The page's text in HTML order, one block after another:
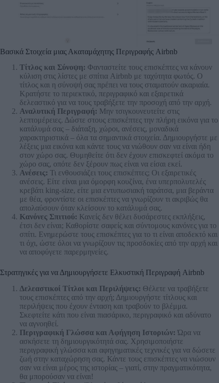
Βασικά Στοιχεία μιας Ακαταμάχητης Περιγραφής Airbnb
Τίτλος και Σύνοψη: Φανταστείτε τους επισκέπτες να κάνουν
κύλιση στις λίστες με σπίτια Airbnb με ταχύτητα φωτός. Ο
τίτλος και η σύνοψή σας πρέπει να τους σταματούν ακαριαία.
Κρατήστε το περιεκτικό, περιγραφικό και εξαιρετικά
δελεαστικό για να τους τραβήξετε την προσοχή από την αρχή.
Αναλυτική Περιγραφή: Μην τσιγκουνευτείτε στις
λεπτομέρειες. Δώστε στους επισκέπτες την πλήρη εικόνα για το
κατάλυμά σας – διάταξη, χώροι, ανέσεις, μοναδικά
χαρακτηριστικά – όλα τα σημαντικά στοιχεία. Δημιουργήστε με
λέξεις μια εικόνα και κάντε τους να νιώθουν σαν να είναι ήδη
στον χώρο σας. Θυμηθείτε ότι δεν έχουν επισκεφτεί ακόμα το
χώρο σας, οπότε δεν ξέρουν πως είναι να είσαι εκεί.
Ανέσεις: Τι ενθουσιάζει τους επισκέπτες; Οι εξαιρετικές
ανέσεις. Είτε είναι μια όμορφη κουζίνα, ένα υπερπολυτελές
κρεβάτι king-size, είτε μια εντυπωσιακή ταράτσα, μια βεράντα
με θέα, φροντίστε οι επισκέπτες να γνωρίζουν τι ακριβώς θα
απολαύσουν όταν κλείσουν το κατάλυμά σας.
Κανόνες Σπιτιού: Κανείς δεν θέλει δυσάρεστες εκπλήξεις,
έτσι δεν είναι; Καθορίστε σαφείς και σύντομους κανόνες για το
σπίτι. Ενημερώστε τους επισκέπτες για το τι είναι αποδεκτό και
τι όχι, ώστε όλοι να γνωρίζουν τις προσδοκίες από την αρχή και
να αποφύγετε παρερμηνείες.
Στρατηγικές για να Δημιουργήσετε Ελκυστική Περιγραφή Airbnb
Δελεαστικοί Τίτλοι και Περιλήψεις: Θέλετε να τραβήξετε
τους επισκέπτες από την αρχή; Δημιουργήστε τίτλους και
περιλήψεις που έχουν ένταση και τραβούν το βλέμμα.
Σκεφτείτε κάτι που είναι πιασάρικο, περιγραφικό και αδύνατο
να αγνοηθεί.
Περιγραφική Γλώσσα και Αφήγηση Ιστοριών: Ώρα να
ασκήσετε τη δημιουργικότητά σας. Χρησιμοποιήστε
περιγραφική γλώσσα και αφηγηματικές τεχνικές για να δώσετε
ζωή στην καταχώρηση σας. Κάντε τους επισκέπτες να νιώσουν
σαν να είναι μέρος της ιστορίας – γιατί, στην πραγματικότητα,
θα μπορούσαν να είναι!